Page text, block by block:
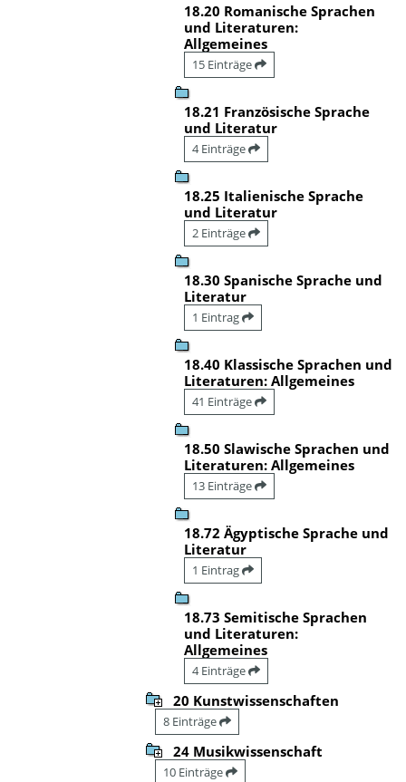
18.20 Romanische Sprachen
und Literaturen:
Allgemeines
15 Einträge
18.21 Französische Sprache
und Literatur
4 Einträge
18.25 Italienische Sprache
und Literatur
2 Einträge
18.30 Spanische Sprache und
Literatur
1 Eintrag
18.40 Klassische Sprachen und
Literaturen: Allgemeines
41 Einträge
18.50 Slawische Sprachen und
Literaturen: Allgemeines
13 Einträge
18.72 Ägyptische Sprache und
Literatur
1 Eintrag
18.73 Semitische Sprachen
und Literaturen:
Allgemeines
4 Einträge
20 Kunstwissenschaften
8 Einträge
24 Musikwissenschaft
10 Einträge